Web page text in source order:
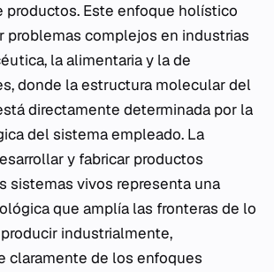
productos. Este enfoque holístico
problemas complejos en industrias
la alimentaria y la de
donde la estructura molecular del
directamente determinada por la
del sistema empleado. La
y fabricar productos
sistemas vivos representa una
que amplía las fronteras de lo
industrialmente,
claramente de los enfoques